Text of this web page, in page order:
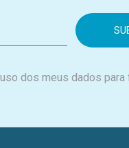
dos meus dados para